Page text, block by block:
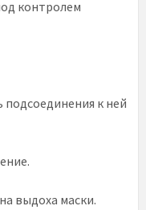
контролем
к ней
выдоха маски.